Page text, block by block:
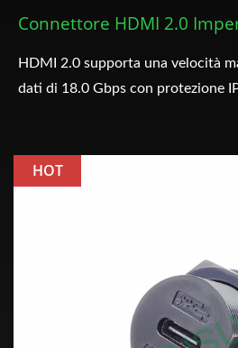
Connettore HDMI 2.0
HDMI 2.0 supporta una velocità
dati di 18.0 Gbps con protezione
HOT